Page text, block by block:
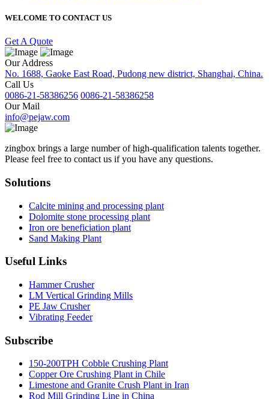
WELCOME TO CONTACT US
Get A Quote
Our Address
No. 1688, Gaoke East Road, Pudong new district, Shanghai, China.
Call Us
0086-21-58386256 0086-21-58386258
Our Mail
info@pejaw.com
zingbox brings a large number of high-qualification talents together.
Please feel free to contact us if you have any questions.
Solutions
Calcite mining and processing plant
Dolomite stone processing plant
Iron ore beneficiation plant
Sand Making Plant
Useful Links
Hammer Crusher
LM Vertical Grinding Mills
PE Jaw Crusher
Vibrating Feeder
Subscribe
150-200TPH Cobble Crushing Plant
Copper Ore Crushing Plant in Chile
Limestone and Granite Crush Plant in Iran
Rod Mill Grinding Line in China